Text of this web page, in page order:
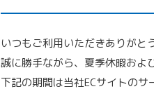
いつもご利用いただきありがと
誠に勝手ながら、夏季休暇およ
下記の期間は当社ECサイトのサ